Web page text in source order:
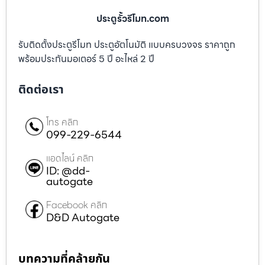
ประตูรั้วรีโมท.com
รับติดตั้งประตูรีโมท ประตูอัตโนมัติ แบบครบวงจร ราคาถูก
พร้อมประกันมอเตอร์ 5 ปี อะไหล่ 2 ปี
ติดต่อเรา
โทร คลิก
099-229-6544
แอดไลน์ คลิก
ID: @dd-
autogate
Facebook คลิก
D&D Autogate
บทความที่คล้ายกัน